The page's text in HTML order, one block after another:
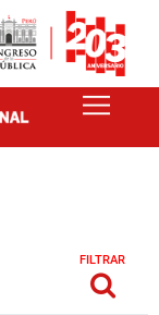
FILTRAR